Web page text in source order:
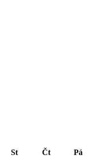
St Čt
Pá